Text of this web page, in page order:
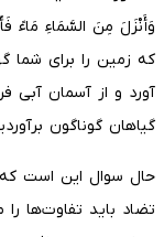
وَأَنْزَلَ مِنَ السَّمَاءِ مَاءً
که زمین را برای شما
آورد و از آسمان آبی
گیاهان گوناگون
حال سوال این است که
تضاد باید تفاوت‌ها را